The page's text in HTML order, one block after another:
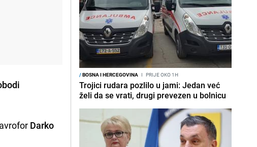
Darko
/BOSNA I HERCEGOVINA I PRIJE OKO 1H
Trojici rudara pozlilo u jami: Jedan već
želi da se vrati, drugi prevezen u bolnicu